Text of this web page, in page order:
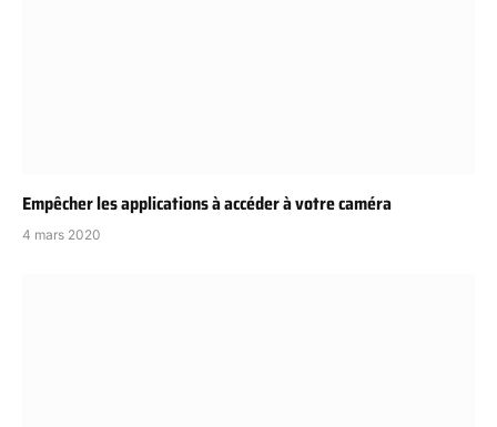
Empêcher les applications à accéder à votre caméra
4 mars 2020